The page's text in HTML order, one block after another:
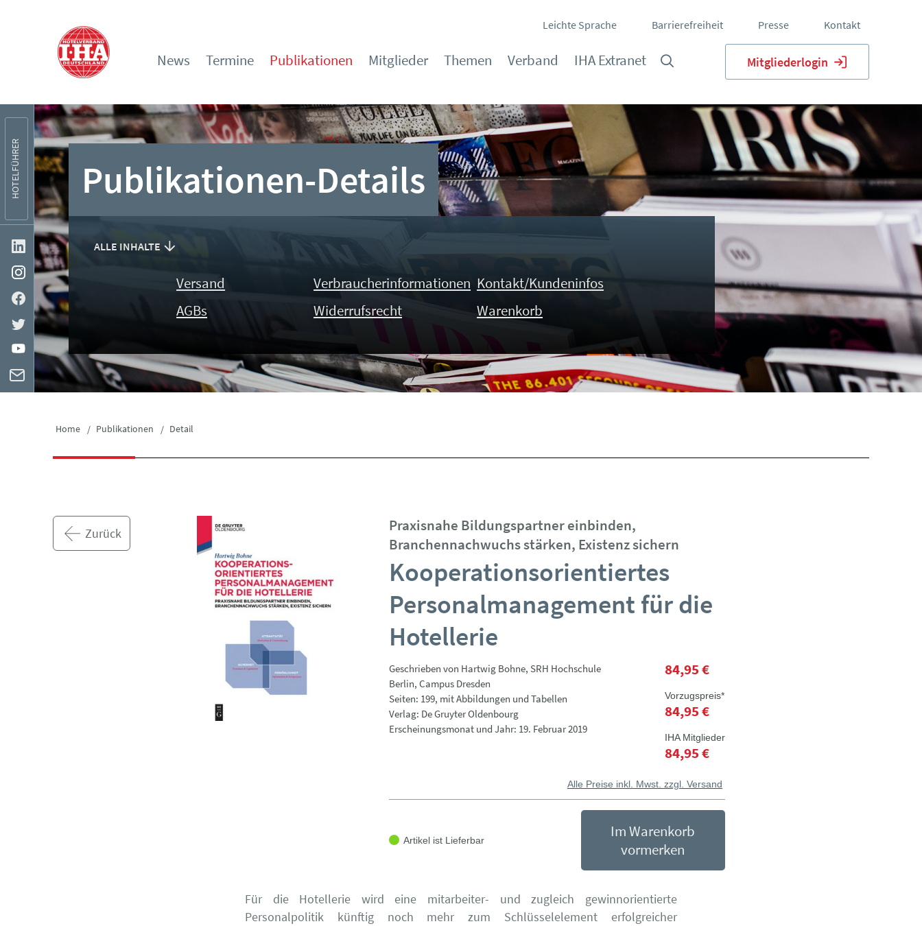
Leichte Sprache Barrierefreiheit Presse Kontakt
News Termine Publikationen Mitglieder Themen Verband IHA Extranet Mitgliederlogin
HOTELFÜHRER Publikationen-Details
ALLE INHALTE
Versand
AGBs
Verbraucherinformationen
Widerrufsrecht
Kontakt/Kundeninfos
Warenkorb
Home Publikationen Detail
Zurück
Praxisnahe Bildungspartner einbinden,
Branchennachwuchs stärken, Existenz sichern
Kooperationsorientiertes
Personalmanagement für die
Hotellerie
Geschrieben von Hartwig Bohne, SRH Hochschule
Berlin, Campus Dresden
Seiten: 199, mit Abbildungen und Tabellen
Verlag: De Gruyter Oldenbourg
Erscheinungsmonat und Jahr: 19. Februar 2019
84,95 €
Vorzugspreis*
84,95 €
IHA Mitglieder
84,95 €
Alle Preise inkl. Mwst. zzgl. Versand
Artikel ist Lieferbar
Im Warenkorb
vormerken
Für die Hotellerie wird eine mitarbeiter- und zugleich gewinnorientierte
Personalpolitik künftig noch mehr zum Schlüsselelement erfolgreicher